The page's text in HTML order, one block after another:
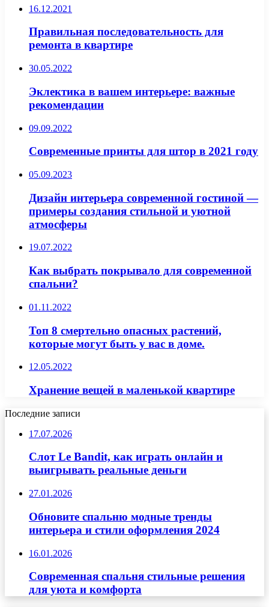
16.12.2021
Правильная последовательность для
ремонта в квартире
30.05.2022
Эклектика в вашем интерьере: важные
рекомендации
09.09.2022
Современные принты для штор в 2021 году
05.09.2023
Дизайн интерьера современной гостиной —
примеры создания стильной и уютной
атмосферы
19.07.2022
Как выбрать покрывало для современной
спальни?
01.11.2022
Топ 8 смертельно опасных растений,
которые могут быть у вас в доме.
12.05.2022
Хранение вещей в маленькой квартире
Последние записи
17.07.2026
Слот Le Bandit, как играть онлайн и
выигрывать реальные деньги
27.01.2026
Обновите спальню модные тренды
интерьера и стили оформления 2024
16.01.2026
Современная спальня стильные решения
для уюта и комфорта